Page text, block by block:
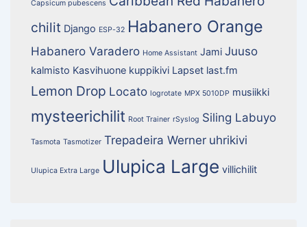
Capsicum pubescens
chilit Django ESP-32 Habanero Orange
Habanero Varadero Home Assistant Jami Juuso
kalmisto Kasvihuone kuppikivi Lapset last.fm
Lemon Drop Locato logrotate MPX 5010DP musiikki
mysteerichilit Root Trainer rSyslog Siling Labuyo
Tasmota Tasmotizer Trepadeira Werner uhrikivi
Ulupica Extra Large Ulupica Large villichilit